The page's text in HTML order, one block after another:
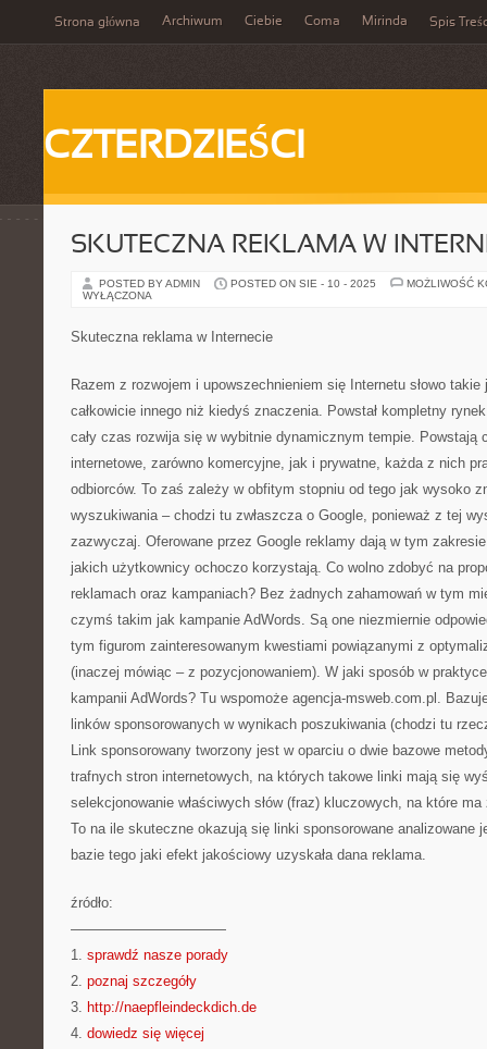
Strona główna Archiwum Ciebie Coma Mirinda Spis
CZTERDZIEŚCI
SKUTECZNA REKLAMA W
POSTED BY ADMIN POSTED ON SIE - 10 - 2025
MOŻLIWOŚĆ
WYŁĄCZONA
Skuteczna reklama w Internecie
Razem z rozwojem i upowszechnieniem się Internetu słowo takie
całkowicie innego niż kiedyś znaczenia. Powstał kompletny
cały czas rozwija się w wybitnie dynamicznym tempie. Powstają
internetowe, zarówno komercyjne, jak i prywatne, każda z nich
odbiorców. To zaś zależy w obfitym stopniu od tego jak wysoko
wyszukiwania – chodzi tu zwłaszcza o Google, ponieważ z tej
zazwyczaj. Oferowane przez Google reklamy dają w tym
jakich użytkownicy ochoczo korzystają. Co wolno zdobyć na
reklamach oraz kampaniach? Bez żadnych zahamowań w tym
czymś takim jak kampanie AdWords. Są one niezmiernie
tym figurom zainteresowanym kwestiami powiązanymi z
(inaczej mówiąc – z pozycjonowaniem). W jaki sposób w
kampanii AdWords? Tu wspomoże agencja-msweb.com.pl.
linków sponsorowanych w wynikach poszukiwania (chodzi tu
Link sponsorowany tworzony jest w oparciu o dwie bazowe
trafnych stron internetowych, na których takowe linki mają się
selekcjonowanie właściwych słów (fraz) kluczowych, na które
To na ile skuteczne okazują się linki sponsorowane analizowane
bazie tego jaki efekt jakościowy uzyskała dana reklama.
źródło:
———————————
1. sprawdź nasze porady
2. poznaj szczegóły
3. http://naepfleindeckdich.de
4. dowiedz się więcej